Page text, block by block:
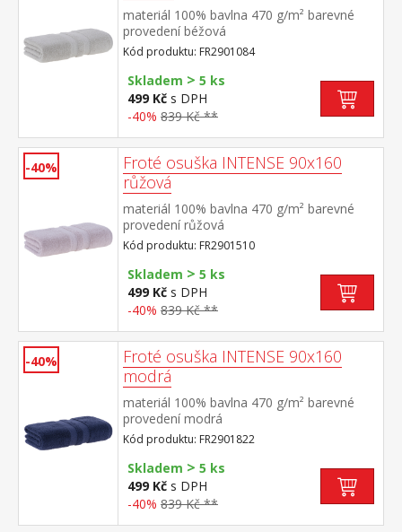
materiál 100% bavlna 470 g/m² barevné
provedení béžová
Kód produktu: FR2901084
Skladem > 5 ks
499 Kč s DPH
-40% 839 Kč **
-40%
Froté osuška INTENSE 90x160
růžová
materiál 100% bavlna 470 g/m² barevné
provedení růžová
Kód produktu: FR2901510
Skladem > 5 ks
499 Kč s DPH
-40% 839 Kč **
-40%
Froté osuška INTENSE 90x160
modrá
materiál 100% bavlna 470 g/m² barevné
provedení modrá
Kód produktu: FR2901822
Skladem > 5 ks
499 Kč s DPH
-40% 839 Kč **